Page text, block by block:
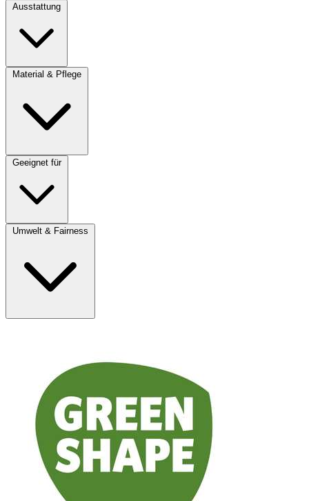
Ausstattung
Material & Pflege
Geeignet für
Umwelt & Fairness